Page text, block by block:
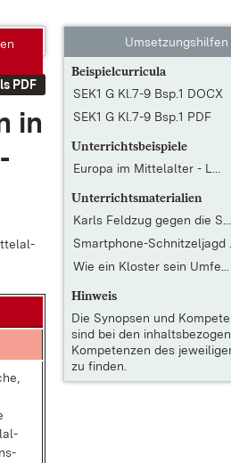
PDF
in
Umsetzungshilfen
Beispielcurricula
SEK1 G Kl.7-9 Bsp.1 DOCX
SEK1 G Kl.7-9 Bsp.1 PDF
Unterrichtsbeispiele
Europa im Mittelalter - L...
Unterrichtsmaterialien
Karls Feldzug gegen die S...
Smartphone-Schnitzeljagd ...
Wie ein Kloster sein Umfe...
Hinweis
Die Synopsen und
sind bei den
Kompetenzen des
zu finden.